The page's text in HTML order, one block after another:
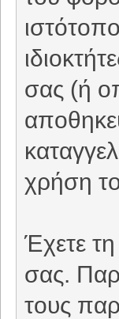
σας (ή
χρήση
Έχετε
σας.
τους